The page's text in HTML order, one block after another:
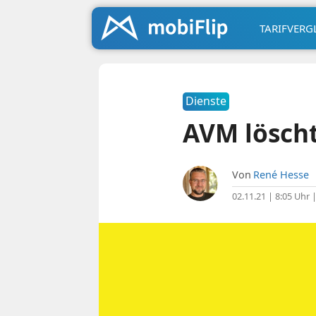
Dienste
AVM
Von René Hesse
02.11.21 | 8:05 Uhr